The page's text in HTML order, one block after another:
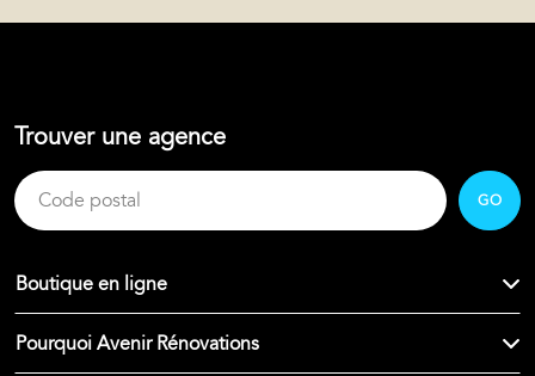
Trouver une agence
GO
Boutique en ligne
Pourquoi Avenir Rénovations